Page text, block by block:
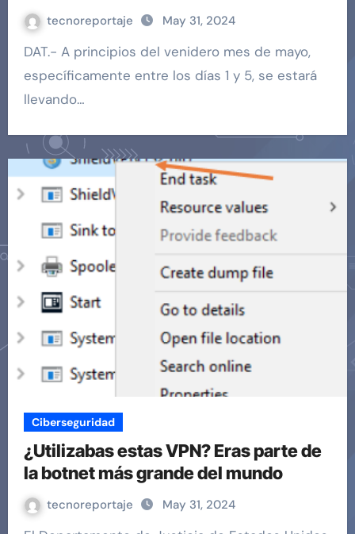
tecnoreportaje May 31, 2024
DAT.- A principios del venidero mes de mayo,
específicamente entre los días 1 y 5, se estará
llevando…
Ciberseguridad
¿Utilizabas estas VPN? Eras parte de
la botnet más grande del mundo
tecnoreportaje May 31, 2024